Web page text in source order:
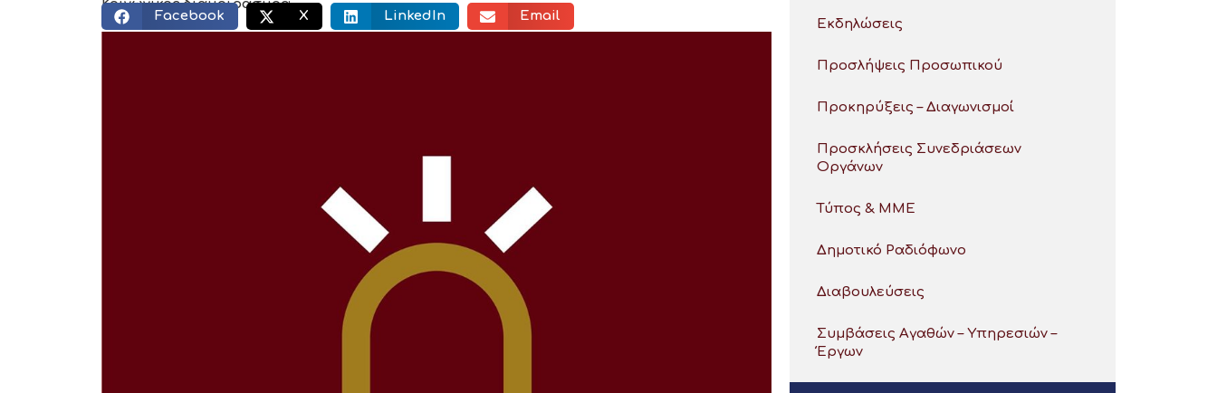
Κοινωνικός διαμοιρασμός:
Facebook X LinkedIn Email
Εκδηλώσεις
Προσλήψεις Προσωπικού
Προκηρύξεις – Διαγωνισμοί
Προσκλήσεις Συνεδριάσεων
Οργάνων
Τύπος & ΜΜΕ
Δημοτικό Ραδιόφωνο
Διαβουλεύσεις
Συμβάσεις Αγαθών – Υπηρεσιών –
Έργων